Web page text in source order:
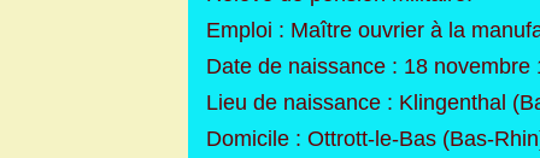
Emploi : Maître ouvrier à la
Date de naissance : 18 novembre
Lieu de naissance : Klingenthal
Domicile : Ottrott-le-Bas (Bas-